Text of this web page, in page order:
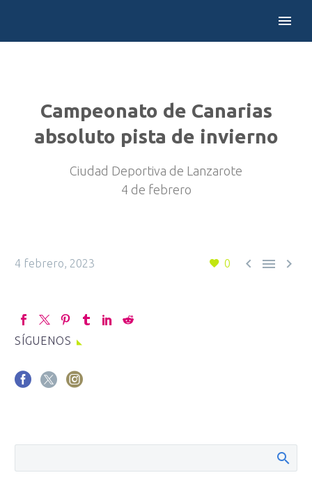
Campeonato de Canarias
absoluto pista de invierno
Ciudad Deportiva de Lanzarote
4 de febrero
0   
4 febrero, 2023
SÍGUENOS